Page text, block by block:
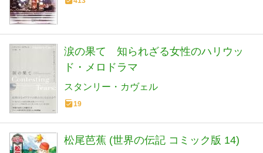
涙の果て 知られざる女性のハリウッ
ド・メロドラマ
スタンリー・カヴェル
19
松尾芭蕉 (世界の伝記 コミック版 14)